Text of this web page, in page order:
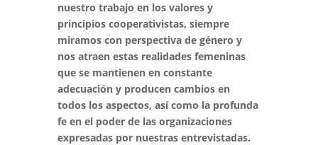
nuestro trabajo en los valores y
principios cooperativistas, siempre
miramos con perspectiva de género y
nos atraen estas realidades femeninas
que se mantienen en constante
adecuación y producen cambios en
todos los aspectos, así como la profunda
fe en el poder de las organizaciones
expresadas por nuestras entrevistadas.